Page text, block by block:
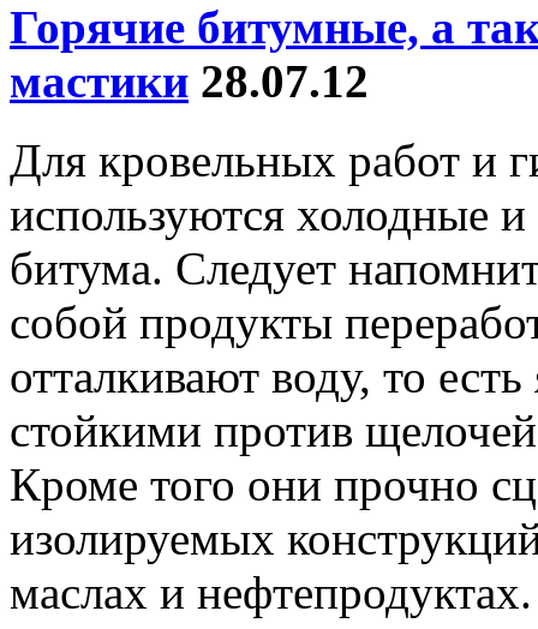
Горячие битумные, а
мастики 28.07.12
Для кровельных работ и
используются холодные
битума. Следует
собой продукты
отталкивают воду, то
стойкими против
Кроме того они прочно
изолируемых
маслах и